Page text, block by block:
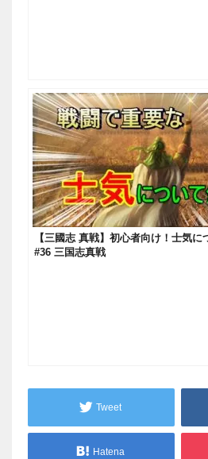
【三國志 真戦】初心者向け！士気に
#36 三国志真戦
Tweet
Hatena